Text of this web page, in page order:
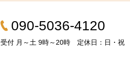
090-5036-4120
受付 月～土 9時～20時 定休日：日・祝